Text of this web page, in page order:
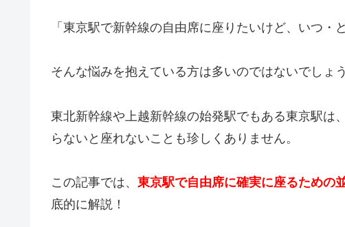
「東京駅で新幹線の自由席に座りたいけど、いつ・
そんな悩みを抱えている方は多いのではないでしょ
東北新幹線や上越新幹線の始発駅でもある東京駅は
らないと座れないことも珍しくありません。
この記事では、 東京駅で自由席に確実に座るための
底的に解説！